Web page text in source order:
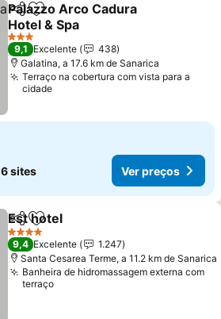
PartilharAdicionar aos favoritos
Palazzo Arco Cadura
Hotel & Spa
Ver preços
3 Estrelas
9,1 Excelente
438
Galatina, a 17.6 km de Sanarica
Terraço na cobertura com vista para a
cidade
6 sites Ver preços
PartilharAdicionar aos favoritos
Est hotel
4 Estrelas
9,4 Excelente
1.247
Santa Cesarea Terme, a 11.2 km de Sanarica
Banheira de hidromassagem externa com
terraço